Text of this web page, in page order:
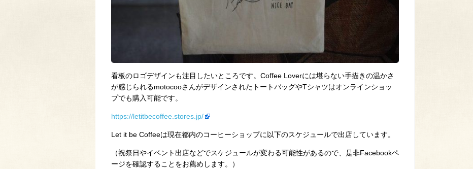
看板のロゴデザインも注目したいところです。Coffee Loverには堪らない手描きの温かさ
が感じられるmotocooさんがデザインされたトートバッグやTシャツはオンラインショッ
プでも購入可能です。
https://letitbecoffee.stores.jp/
Let it be Coffeeは現在都内のコーヒーショップに以下のスケジュールで出店しています。
（祝祭日やイベント出店などでスケジュールが変わる可能性があるので、是非Facebookペ
ージを確認することをお薦めします。）